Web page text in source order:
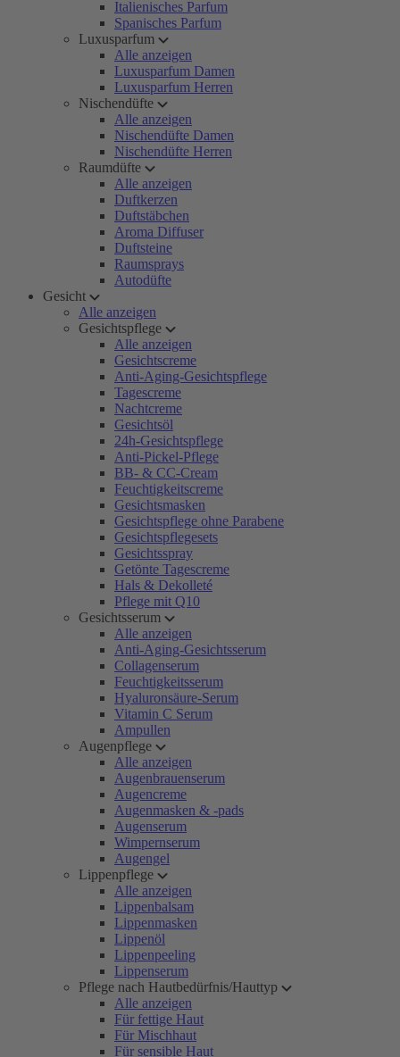
Italienisches Parfum
Spanisches Parfum
Luxusparfum
Alle anzeigen
Luxusparfum Damen
Luxusparfum Herren
Nischendüfte
Alle anzeigen
Nischendüfte Damen
Nischendüfte Herren
Raumdüfte
Alle anzeigen
Duftkerzen
Duftstäbchen
Aroma Diffuser
Duftsteine
Raumsprays
Autodüfte
Gesicht
Alle anzeigen
Gesichtspflege
Alle anzeigen
Gesichtscreme
Anti-Aging-Gesichtspflege
Tagescreme
Nachtcreme
Gesichtsöl
24h-Gesichtspflege
Anti-Pickel-Pflege
BB- & CC-Cream
Feuchtigkeitscreme
Gesichtsmasken
Gesichtspflege ohne Parabene
Gesichtspflegesets
Gesichtsspray
Getönte Tagescreme
Hals & Dekolleté
Pflege mit Q10
Gesichtsserum
Alle anzeigen
Anti-Aging-Gesichtsserum
Collagenserum
Feuchtigkeitsserum
Hyaluronsäure-Serum
Vitamin C Serum
Ampullen
Augenpflege
Alle anzeigen
Augenbrauenserum
Augencreme
Augenmasken & -pads
Augenserum
Wimpernserum
Augengel
Lippenpflege
Alle anzeigen
Lippenbalsam
Lippenmasken
Lippenöl
Lippenpeeling
Lippenserum
Pflege nach Hautbedürfnis/Hauttyp
Alle anzeigen
Für fettige Haut
Für Mischhaut
Für sensible Haut